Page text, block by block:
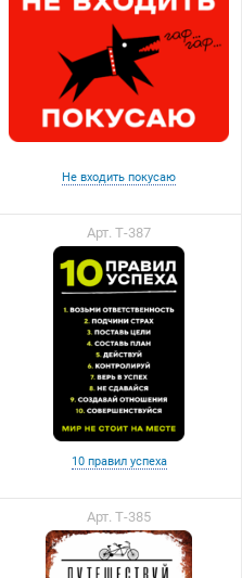
Не входить покусаю
Арт. Т-387
10 правил успеха
Арт. Т-385